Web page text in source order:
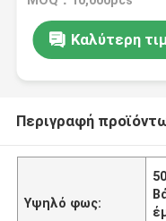
Καλύτερη
Περιγραφή
Υψηλό φως: